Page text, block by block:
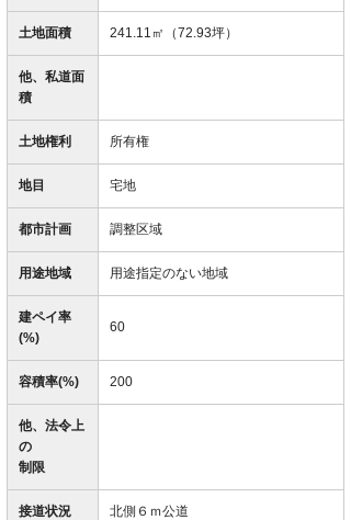
土地面積 241.11㎡（72.93坪）
他、私道面
積
土地権利 所有権
地目 宅地
都市計画 調整区域
用途地域 用途指定のない地域
建ペイ率
(%)
60
容積率(%) 200
他、法令上
の
制限
接道状況 北側６ｍ公道